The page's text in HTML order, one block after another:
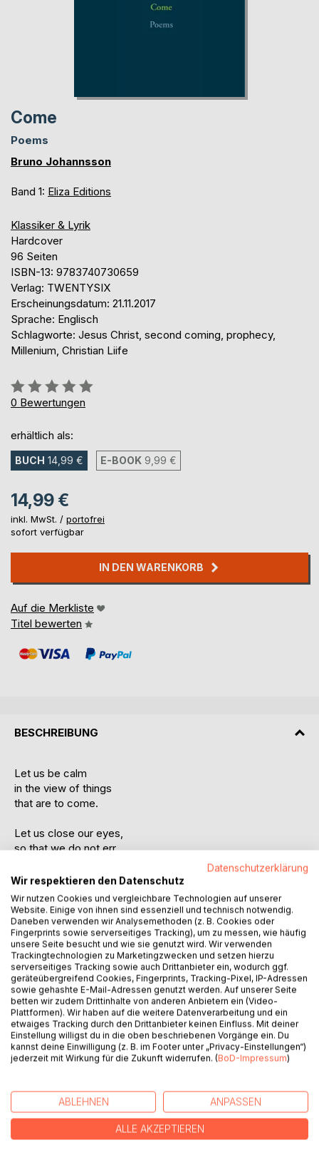
Come
Poems
Bruno Johannsson
Band 1: Eliza Editions
Klassiker & Lyrik
Hardcover
96 Seiten
ISBN-13: 9783740730659
Verlag: TWENTYSIX
Erscheinungsdatum: 21.11.2017
Sprache: Englisch
Schlagworte: Jesus Christ, second coming, prophecy,
Millenium, Christian Liife
Bewertung::
0%
0 Bewertungen
erhältlich als:
BUCH 14,99 € E-BOOK 9,99 €
14,99 €
inkl. MwSt. / portofrei
sofort verfügbar
IN DEN WARENKORB
Auf die Merkliste
Titel bewerten
BESCHREIBUNG
Let us be calm
in the view of things
that are to come.
Let us close our eyes,
so that we do not err,
Let us endure
until the great end comes
and the waves subside
before the breeze
from seaside wafting.
"A volume of poetry that reveals the beauty of its structure
only in a repeated reading., but then it should be possible
for the attentive reader to find in all these poems his fears
as well as his hopes, but also his tasks.
(Prof. Dr. Sigrid Lichtenberger, University of Saarland,
Department of German Studies).
"Come" is not just a collection of diverse poetry but a
composition of poems in the four chapters "I", "ASK"
"SAY" and "PRAY". Every chapter is a poem in itself. The
author sees himself in the chapter "I" as man at the sea. He
Datenschutzerklärung
Wir respektieren den Datenschutz
Wir nutzen Cookies und vergleichbare Technologien auf unserer
Website. Einige von ihnen sind essenziell und technisch notwendig.
Daneben verwenden wir Analysemethoden (z. B. Cookies oder
Fingerprints sowie serverseitiges Tracking), um zu messen, wie häufig
unsere Seite besucht und wie sie genutzt wird. Wir verwenden
Trackingtechnologien zu Marketingzwecken und setzen hierzu
serverseitiges Tracking sowie auch Drittanbieter ein, wodurch ggf.
geräteübergreifend Cookies, Fingerprints, Tracking-Pixel, IP-Adressen
sowie gehashte E-Mail-Adressen genutzt werden. Auf unserer Seite
betten wir zudem Drittinhalte von anderen Anbietern ein (Video-
Plattformen). Wir haben auf die weitere Datenverarbeitung und ein
etwaiges Tracking durch den Drittanbieter keinen Einfluss. Mit deiner
Einstellung willigst du in die oben beschriebenen Vorgänge ein. Du
kannst deine Einwilligung (z. B. im Footer unter „Privacy-Einstellungen“)
jederzeit mit Wirkung für die Zukunft widerrufen. (BoD-Impressum)
ABLEHNEN ANPASSEN
ALLE AKZEPTIEREN